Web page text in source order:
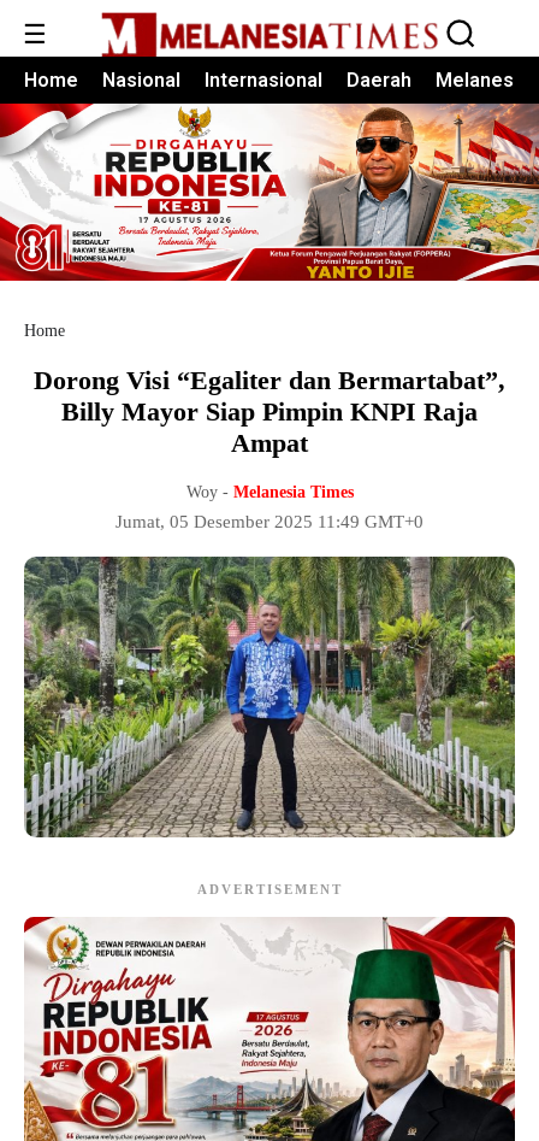
☰
Home Nasional Internasional Daerah Melanesia
Home
Dorong Visi “Egaliter dan Bermartabat”,
Billy Mayor Siap Pimpin KNPI Raja
Ampat
Woy - Melanesia Times
Jumat, 05 Desember 2025 11:49 GMT+0
ADVERTISEMENT